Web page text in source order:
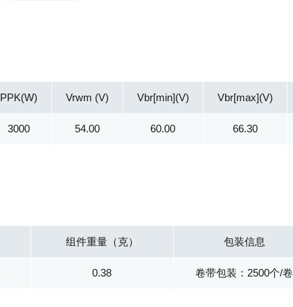
PPK(W)
3000
Vrwm (V)
54.00
Vbr[min](V)
60.00
Vbr[max](V)
66.30
组件重量（克）
0.38
包装信息
卷带包装：2500个/卷